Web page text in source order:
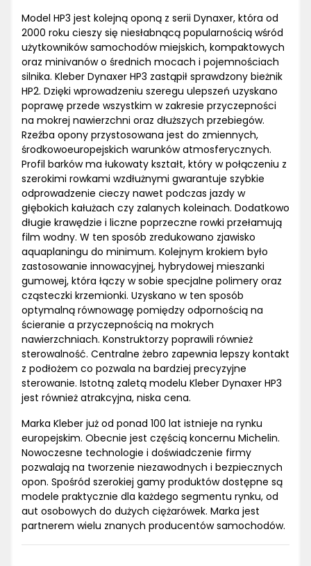
Model HP3 jest kolejną oponą z serii Dynaxer, która od
2000 roku cieszy się niesłabnącą popularnością wśród
użytkowników samochodów miejskich, kompaktowych
oraz minivanów o średnich mocach i pojemnościach
silnika. Kleber Dynaxer HP3 zastąpił sprawdzony bieżnik
HP2. Dzięki wprowadzeniu szeregu ulepszeń uzyskano
poprawę przede wszystkim w zakresie przyczepności
na mokrej nawierzchni oraz dłuższych przebiegów.
Rzeźba opony przystosowana jest do zmiennych,
środkowoeuropejskich warunków atmosferycznych.
Profil barków ma łukowaty kształt, który w połączeniu z
szerokimi rowkami wzdłużnymi gwarantuje szybkie
odprowadzenie cieczy nawet podczas jazdy w
głębokich kałużach czy zalanych koleinach. Dodatkowo
długie krawędzie i liczne poprzeczne rowki przełamują
film wodny. W ten sposób zredukowano zjawisko
aquaplaningu do minimum. Kolejnym krokiem było
zastosowanie innowacyjnej, hybrydowej mieszanki
gumowej, która łączy w sobie specjalne polimery oraz
cząsteczki krzemionki. Uzyskano w ten sposób
optymalną równowagę pomiędzy odpornością na
ścieranie a przyczepnością na mokrych
nawierzchniach. Konstruktorzy poprawili również
sterowalność. Centralne żebro zapewnia lepszy kontakt
z podłożem co pozwala na bardziej precyzyjne
sterowanie. Istotną zaletą modelu Kleber Dynaxer HP3
jest również atrakcyjna, niska cena.
Marka Kleber już od ponad 100 lat istnieje na rynku
europejskim. Obecnie jest częścią koncernu Michelin.
Nowoczesne technologie i doświadczenie firmy
pozwalają na tworzenie niezawodnych i bezpiecznych
opon. Spośród szerokiej gamy produktów dostępne są
modele praktycznie dla każdego segmentu rynku, od
aut osobowych do dużych ciężarówek. Marka jest
partnerem wielu znanych producentów samochodów.